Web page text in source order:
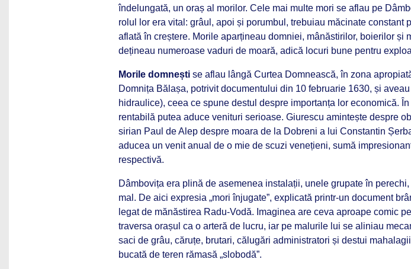
îndelungată, un oraș al morilor. Cele mai multe mori se aflau pe
rolul lor era vital: grâul, apoi și porumbul, trebuiau măcinate constant
aflată în creștere. Morile aparțineau domniei, mânăstirilor, boierilor și
dețineau numeroase vaduri de moară, adică locuri bune pentru
Morile domnești se aflau lângă Curtea Domnească, în zona
Domnița Bălașa, potrivit documentului din 10 februarie 1630, și
hidraulice), ceea ce spune destul despre importanța lor economică.
rentabilă putea aduce venituri serioase. Giurescu amintește despre
sirian Paul de Alep despre moara de la Dobreni a lui Constantin
aducea un venit anual de o mie de scuzi venețieni, sumă
respectivă.
Dâmbovița era plină de asemenea instalații, unele grupate în
mal. De aici expresia „mori înjugate”, explicată printr-un document
legat de mănăstirea Radu-Vodă. Imaginea are ceva aproape comic
traversa orașul ca o arteră de lucru, iar pe malurile lui se aliniau
saci de grâu, căruțe, brutari, călugări administratori și destui
bucată de teren rămasă „slobodă”.